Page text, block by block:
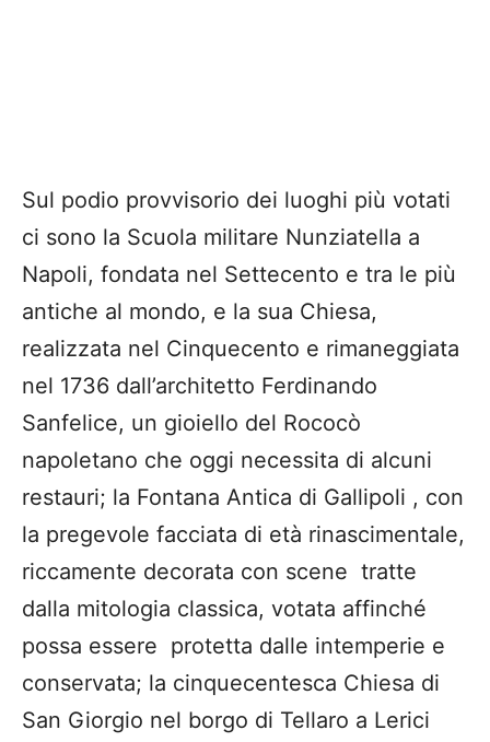
Sul podio provvisorio dei luoghi più votati
ci sono la Scuola militare Nunziatella a
Napoli, fondata nel Settecento e tra le più
antiche al mondo, e la sua Chiesa,
realizzata nel Cinquecento e rimaneggiata
nel 1736 dall’architetto Ferdinando
Sanfelice, un gioiello del Rococò
napoletano che oggi necessita di alcuni
restauri; la Fontana Antica di Gallipoli , con
la pregevole facciata di età rinascimentale,
riccamente decorata con scene tratte
dalla mitologia classica, votata affinché
possa essere protetta dalle intemperie e
conservata; la cinquecentesca Chiesa di
San Giorgio nel borgo di Tellaro a Lerici